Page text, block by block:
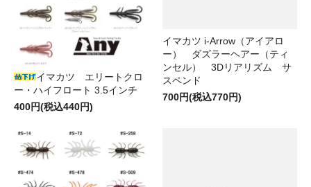
イマカツ エリートクロ
ー・ハイフロート 3.5インチ
400円(税込440円)
イマカツ i-Arrow（アイアロ
ー） ダズラーヘアー（ティ
ンセル） 3Dリアリズム サ
スペンド
700円(税込770円)